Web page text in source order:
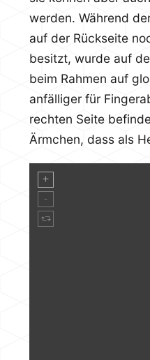
werden. Während
auf der Rückseite
besitzt, wurde auf
beim Rahmen auf
anfälliger für
rechten Seite
Ärmchen, dass als